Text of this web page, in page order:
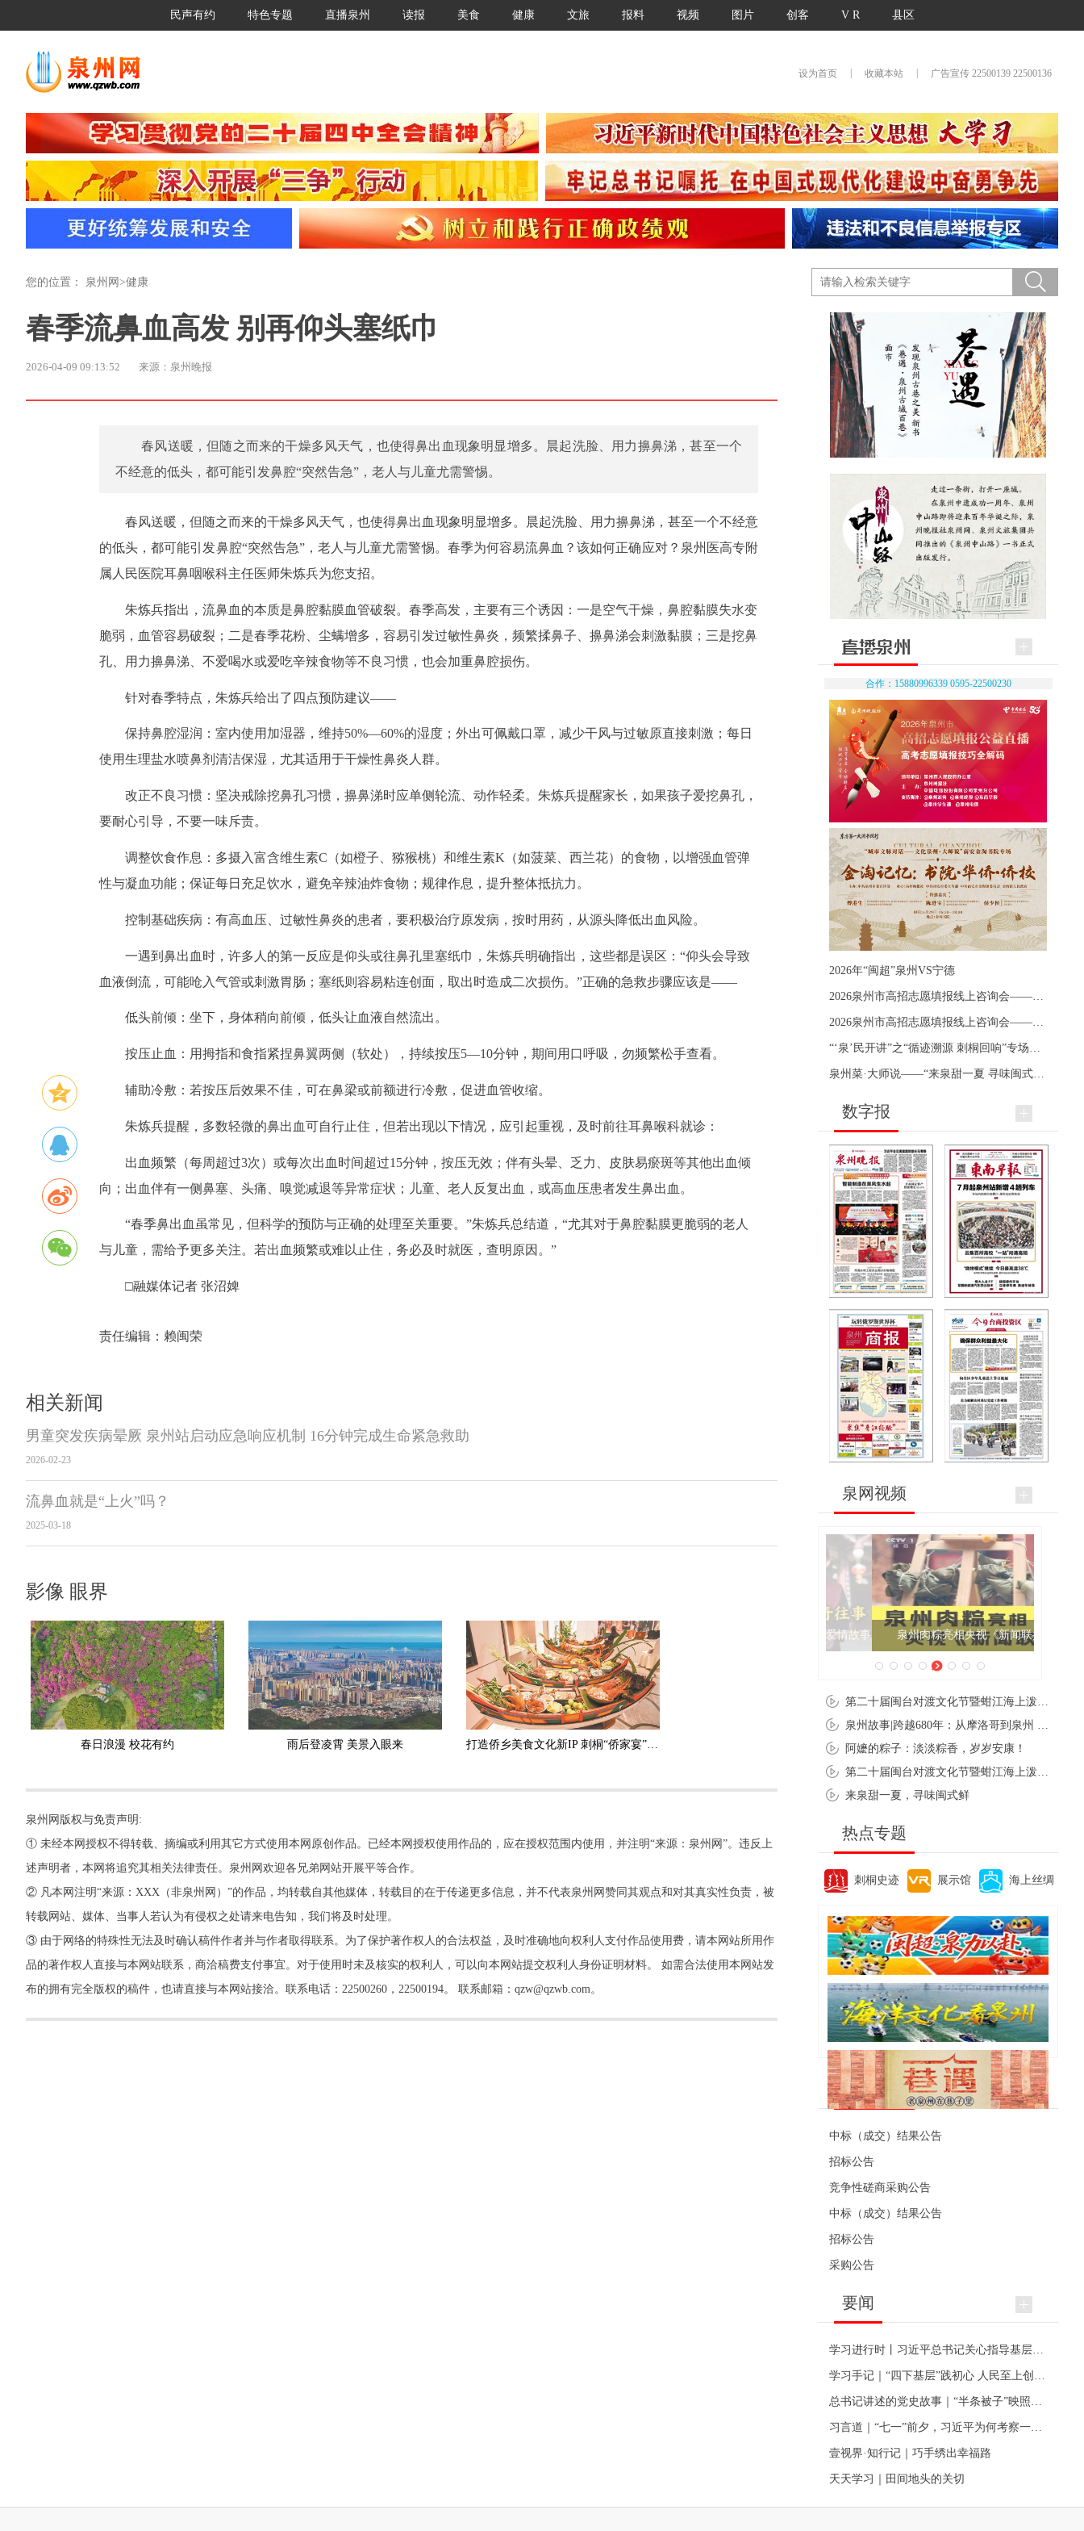
民声有约 特色专题 直播泉州 读报 美食 健康 文旅 报料 视频 图片 创客 V R 县区
设为首页 收藏本站 广告宣传 22500139 22500136
您的位置： 泉州网 >健康
春季流鼻血高发 别再仰头塞纸巾
2026-04-09 09:13:52 来源：泉州晚报
​春风送暖，但随之而来的干燥多风天气，也使得鼻出血现象明显增多。晨起洗脸、用力擤鼻涕，甚至一个
不经意的低头，都可能引发鼻腔“突然告急”，老人与儿童尤需警惕。
春风送暖，但随之而来的干燥多风天气，也使得鼻出血现象明显增多。晨起洗脸、用力擤鼻涕，甚至一个不经意
的低头，都可能引发鼻腔“突然告急”，老人与儿童尤需警惕。春季为何容易流鼻血？该如何正确应对？泉州医高专附
属人民医院耳鼻咽喉科主任医师朱炼兵为您支招。
朱炼兵指出，流鼻血的本质是鼻腔黏膜血管破裂。春季高发，主要有三个诱因：一是空气干燥，鼻腔黏膜失水变
脆弱，血管容易破裂；二是春季花粉、尘螨增多，容易引发过敏性鼻炎，频繁揉鼻子、擤鼻涕会刺激黏膜；三是挖鼻
孔、用力擤鼻涕、不爱喝水或爱吃辛辣食物等不良习惯，也会加重鼻腔损伤。
针对春季特点，朱炼兵给出了四点预防建议——
保持鼻腔湿润：室内使用加湿器，维持50%—60%的湿度；外出可佩戴口罩，减少干风与过敏原直接刺激；每日
使用生理盐水喷鼻剂清洁保湿，尤其适用于干燥性鼻炎人群。
改正不良习惯：坚决戒除挖鼻孔习惯，擤鼻涕时应单侧轮流、动作轻柔。朱炼兵提醒家长，如果孩子爱挖鼻孔，
要耐心引导，不要一味斥责。
调整饮食作息：多摄入富含维生素C（如橙子、猕猴桃）和维生素K（如菠菜、西兰花）的食物，以增强血管弹
性与凝血功能；保证每日充足饮水，避免辛辣油炸食物；规律作息，提升整体抵抗力。
控制基础疾病：有高血压、过敏性鼻炎的患者，要积极治疗原发病，按时用药，从源头降低出血风险。
一遇到鼻出血时，许多人的第一反应是仰头或往鼻孔里塞纸巾，朱炼兵明确指出，这些都是误区：“仰头会导致
血液倒流，可能呛入气管或刺激胃肠；塞纸则容易粘连创面，取出时造成二次损伤。”正确的急救步骤应该是——
低头前倾：坐下，身体稍向前倾，低头让血液自然流出。
按压止血：用拇指和食指紧捏鼻翼两侧（软处），持续按压5—10分钟，期间用口呼吸，勿频繁松手查看。
辅助冷敷：若按压后效果不佳，可在鼻梁或前额进行冷敷，促进血管收缩。
朱炼兵提醒，多数轻微的鼻出血可自行止住，但若出现以下情况，应引起重视，及时前往耳鼻喉科就诊：
出血频繁（每周超过3次）或每次出血时间超过15分钟，按压无效；伴有头晕、乏力、皮肤易瘀斑等其他出血倾
向；出血伴有一侧鼻塞、头痛、嗅觉减退等异常症状；儿童、老人反复出血，或高血压患者发生鼻出血。
“春季鼻出血虽常见，但科学的预防与正确的处理至关重要。”朱炼兵总结道，“尤其对于鼻腔黏膜更脆弱的老人
与儿童，需给予更多关注。若出血频繁或难以止住，务必及时就医，查明原因。”
□融媒体记者 张沼婢
责任编辑： 赖闽荣
相关新闻
男童突发疾病晕厥 泉州站启动应急响应机制 16分钟完成生命紧急救助
2026-02-23
流鼻血就是“上火”吗？
2025-03-18
影像 眼界
春日浪漫 校花有约 雨后登凌霄 美景入眼来 打造侨乡美食文化新IP 刺桐“侨家宴”发布
泉州网版权与免责声明:
① 未经本网授权不得转载、摘编或利用其它方式使用本网原创作品。已经本网授权使用作品的，应在授权范围内使用，并注明“来源：泉州网”。违反上
述声明者，本网将追究其相关法律责任。泉州网欢迎各兄弟网站开展平等合作。
② 凡本网注明“来源：XXX（非泉州网）”的作品，均转载自其他媒体，转载目的在于传递更多信息，并不代表泉州网赞同其观点和对其真实性负责，被
转载网站、媒体、当事人若认为有侵权之处请来电告知，我们将及时处理。
③ 由于网络的特殊性无法及时确认稿件作者并与作者取得联系。为了保护著作权人的合法权益，及时准确地向权利人支付作品使用费，请本网站所用作
品的著作权人直接与本网站联系，商洽稿费支付事宜。对于使用时未及核实的权利人，可以向本网站提交权利人身份证明材料。 如需合法使用本网站发
布的拥有完全版权的稿件，也请直接与本网站接洽。联系电话：22500260，22500194。 联系邮箱：qzw@qzwb.com。
合作：15880996339 0595-22500230
2026年“闽超”泉州VS宁德
数字报
泉网视频
泉州肉粽亮相央视《新闻联播》
阿嬷的粽子：淡淡粽香，岁岁安康！
来泉甜一夏，寻味闽式鲜
热点专题
刺桐史迹 展示馆 海上丝绸
便民资讯
中标（成交）结果公告
招标公告
竞争性磋商采购公告
中标（成交）结果公告
招标公告
采购公告
要闻
壹视界·知行记｜巧手绣出幸福路
天天学习｜田间地头的关切